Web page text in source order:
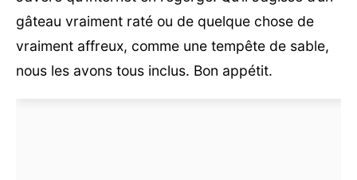
gâteau vraiment raté ou de quelque chose de
vraiment affreux, comme une tempête de sable,
nous les avons tous inclus. Bon appétit.